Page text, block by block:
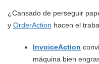
¿Cansado de perseguir
y OrderAction hacen el
InvoiceAction
máquina bien